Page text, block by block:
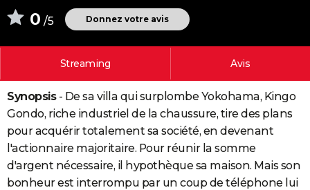
Destinations
City break
Voyage nature
Voyage de noces
Forum
Climat
+
PHOTO
GUIDES D'ACHAT
CARTE DE VOEUX
Carte de Noël
Carte Bonne année
Carte Saint-Valentin
Carte d'anniversaire
DICTIONNAIRE
Dictionnaire
Biographies
Citations
Expressions
Proverbes
COPAINS D'AVANT
0 /5 Donnez votre avis
Streaming Avis
Synopsis- De sa villa qui surplombe Yokohama, Kingo
Gondo, riche industriel de la chaussure, tire des plans
pour acquérir totalement sa société, en devenant
l'actionnaire majoritaire. Pour réunir la somme
d'argent nécessaire, il hypothèque sa maison. Mais son
bonheur est interrompu par un coup de téléphone lui